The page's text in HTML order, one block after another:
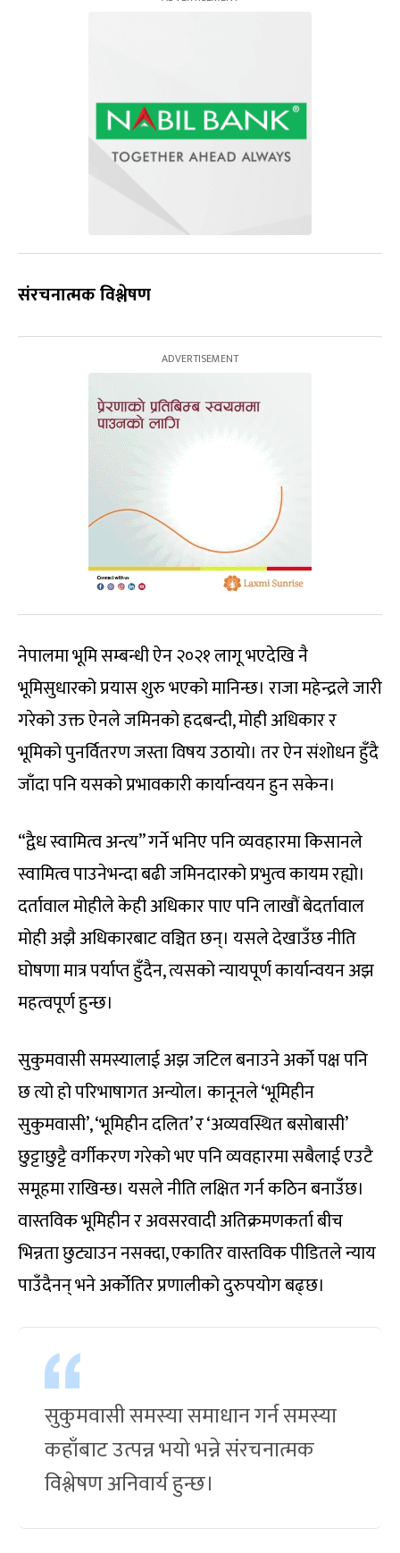
संरचनात्मक विश्लेषण
नेपालमा भूमि सम्बन्धी ऐन २०२१ लागू भएदेखि नै
भूमिसुधारको प्रयास शुरु भएको मानिन्छ। राजा महेन्द्रले जारी
गरेको उक्त ऐनले जमिनको हदबन्दी, मोही अधिकार र
भूमिको पुनर्वितरण जस्ता विषय उठायो। तर ऐन संशोधन हुँदै
जाँदा पनि यसको प्रभावकारी कार्यान्वयन हुन सकेन।
“द्वैध स्वामित्व अन्त्य” गर्ने भनिए पनि व्यवहारमा किसानले
स्वामित्व पाउनेभन्दा बढी जमिनदारको प्रभुत्व कायम रह्यो।
दर्तावाल मोहीले केही अधिकार पाए पनि लाखौं बेदर्तावाल
मोही अझै अधिकारबाट वञ्चित छन्। यसले देखाउँछ नीति
घोषणा मात्र पर्याप्त हुँदैन, त्यसको न्यायपूर्ण कार्यान्वयन अझ
महत्वपूर्ण हुन्छ।
सुकुमवासी समस्यालाई अझ जटिल बनाउने अर्को पक्ष पनि
छ त्यो हो परिभाषागत अन्योल। कानूनले ‘भूमिहीन
सुकुमवासी’, ‘भूमिहीन दलित’ र ‘अव्यवस्थित बसोबासी’
छुट्टाछुट्टै वर्गीकरण गरेको भए पनि व्यवहारमा सबैलाई एउटै
समूहमा राखिन्छ। यसले नीति लक्षित गर्न कठिन बनाउँछ।
वास्तविक भूमिहीन र अवसरवादी अतिक्रमणकर्ता बीच
भिन्नता छुट्याउन नसक्दा, एकातिर वास्तविक पीडितले न्याय
पाउँदैनन् भने अर्कोतिर प्रणालीको दुरुपयोग बढ्छ।
सुकुमवासी समस्या समाधान गर्न समस्या
कहाँबाट उत्पन्न भयो भन्ने संरचनात्मक
विश्लेषण अनिवार्य हुन्छ।